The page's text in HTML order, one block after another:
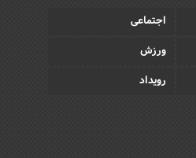
اجتماعی
ورزش
رویداد